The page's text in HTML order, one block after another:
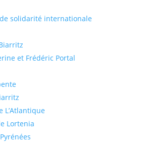
solidarité internationale
et Frédéric Portal
L’Atlantique
Lortenia